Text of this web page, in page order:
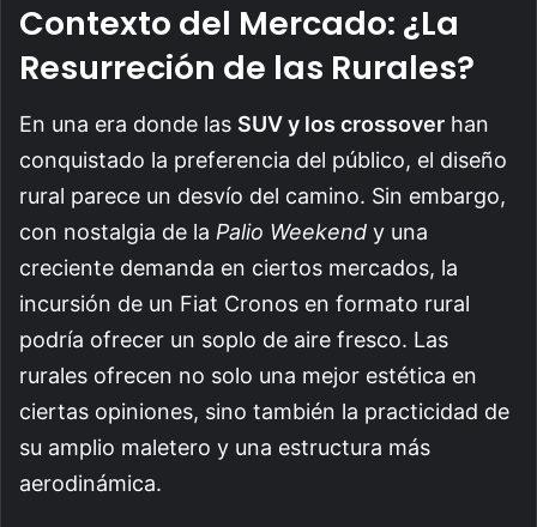
Contexto del Mercado: ¿La
Resurreción de las Rurales?
En una era donde las SUV y los crossover han
conquistado la preferencia del público, el diseño
rural parece un desvío del camino. Sin embargo,
con nostalgia de la Palio Weekend y una
creciente demanda en ciertos mercados, la
incursión de un Fiat Cronos en formato rural
podría ofrecer un soplo de aire fresco. Las
rurales ofrecen no solo una mejor estética en
ciertas opiniones, sino también la practicidad de
su amplio maletero y una estructura más
aerodinámica.